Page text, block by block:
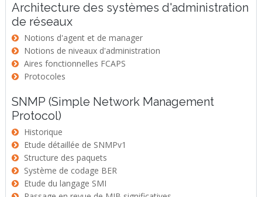
Architecture des systèmes d'administration
de réseaux
Notions d'agent et de manager
Notions de niveaux d'administration
Aires fonctionnelles FCAPS
Protocoles
SNMP (Simple Network Management
Protocol)
Historique
Etude détaillée de SNMPv1
Structure des paquets
Système de codage BER
Etude du langage SMI